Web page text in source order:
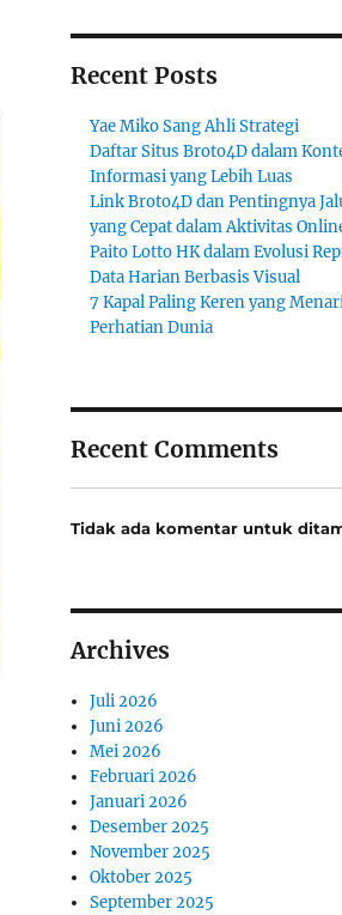
Recent Posts
Yae Miko Sang Ahli Strategi
Daftar Situs Broto4D dalam
Informasi yang Lebih Luas
Link Broto4D dan Pentingnya
yang Cepat dalam Aktivitas
Paito Lotto HK dalam Evolusi
Data Harian Berbasis Visual
7 Kapal Paling Keren yang
Perhatian Dunia
Recent Comments
Tidak ada komentar untuk
Archives
Juli 2026
Juni 2026
Mei 2026
Februari 2026
Januari 2026
Desember 2025
November 2025
Oktober 2025
September 2025